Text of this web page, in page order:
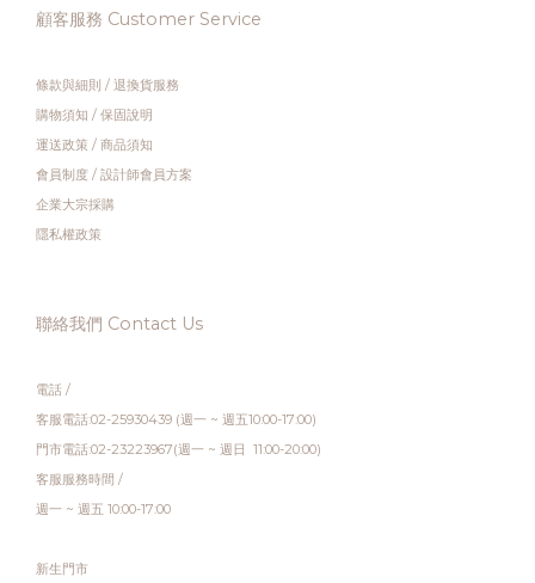
顧客服務 Customer Service
條款與細則 / 退換貨服務
購物須知 / 保固說明
運送政策 / 商品須知
會員制度 / 設計師會員方案
企業大宗採購
隱私權政策
聯絡我們 Contact Us
電話 /
客服電話:02-25930439 (週一 ~ 週五10:00-17:00)
門市電話:02-23223967(週一 ~ 週日 11:00-20:00)
客服服務時間 /
週一 ~ 週五 10:00-17:00
新生門市